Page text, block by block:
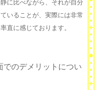
に比べながら、それが自分
いることが、実際には非常
直に感じております。
のデメリットについ